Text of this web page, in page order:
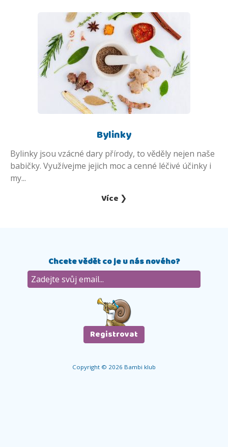
Bylinky
Bylinky jsou vzácné dary přírody, to věděly nejen naše
babičky. Využívejme jejich moc a cenné léčivé účinky i
my...
Více ❯
Chcete vědět co je u nás nového?
Copyright © 2026 Bambi klub